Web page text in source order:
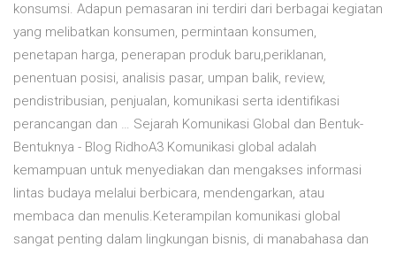
konsumsi. Adapun pemasaran ini terdiri dari berbagai kegiatan
yang melibatkan konsumen, permintaan konsumen,
penetapan harga, penerapan produk baru,periklanan,
penentuan posisi, analisis pasar, umpan balik, review,
pendistribusian, penjualan, komunikasi serta identifikasi
perancangan dan … Sejarah Komunikasi Global dan Bentuk-
Bentuknya - Blog RidhoA3 Komunikasi global adalah
kemampuan untuk menyediakan dan mengakses informasi
lintas budaya melalui berbicara, mendengarkan, atau
membaca dan menulis.Keterampilan komunikasi global
sangat penting dalam lingkungan bisnis, di manabahasa dan